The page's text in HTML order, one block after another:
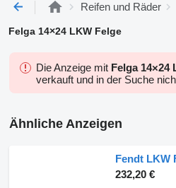
Reifen und Räder
Felga 14×24 LKW Felge
Die Anzeige mit Felga 14×24
verkauft und in der Suche
Ähnliche Anzeigen
Fendt LKW
232,20 €